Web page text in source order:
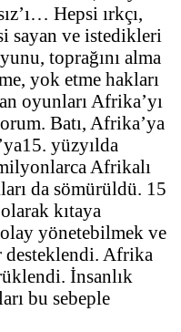
Hepsi ırkçı,
sayan ve istedikleri
toprağını alma
yok etme hakları
oyunları Afrika’yı
Batı, Afrika’ya
yüzyılda
Afrikalı
da sömürüldü. 15
kıtaya
yönetebilmek ve
desteklendi. Afrika
İnsanlık
bu sebeple